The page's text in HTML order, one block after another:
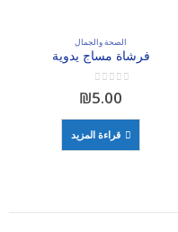
الصحة والجمال
فرشاة مساج يدوية
out of 5
₪5.00
قراءة المزيد